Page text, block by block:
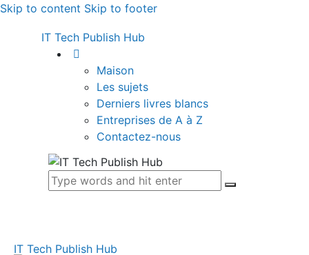
Skip to content Skip to footer
IT Tech Publish Hub
Maison
Les sujets
Derniers livres blancs
Entreprises de A à Z
Contactez-nous
IT Tech Publish Hub